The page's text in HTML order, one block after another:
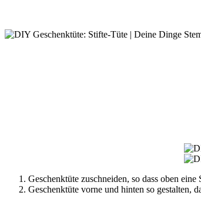
Geschenktüte zuschneiden, so dass oben eine
Geschenktüte vorne und hinten so gestalten,